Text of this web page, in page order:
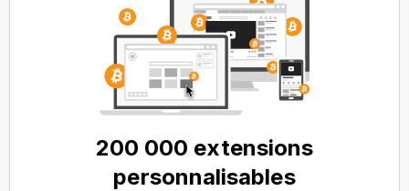
200 000 extensions
personnalisables